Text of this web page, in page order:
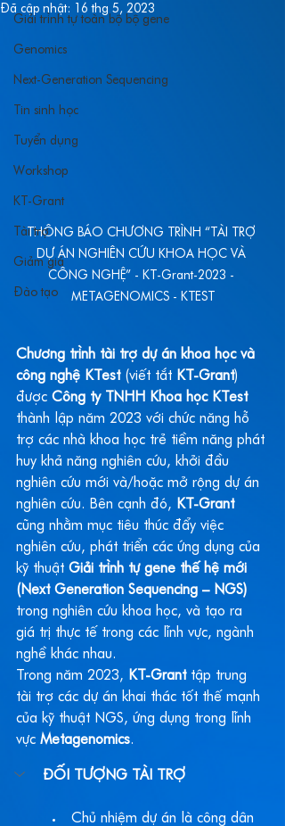
Giải trình tự toàn bộ bộ gene
Genomics
Next-Generation Sequencing
Tin sinh học
Tuyển dụng
Workshop
KT-Grant
Tài trợ
Giảm giá
Đào tạo
Đã cập nhật: 16 thg 5, 2023
THÔNG BÁO CHƯƠNG TRÌNH “TÀI TRỢ
DỰ ÁN NGHIÊN CỨU KHOA HỌC VÀ
CÔNG NGHỆ” - KT-Grant-2023 -
METAGENOMICS - KTEST
Chương trình tài trợ dự án khoa học và
công nghệ KTest (viết tắt KT-Grant)
được Công ty TNHH Khoa học KTest
thành lập năm 2023 với chức năng hỗ
trợ các nhà khoa học trẻ tiềm năng phát
huy khả năng nghiên cứu, khởi đầu
nghiên cứu mới và/hoặc mở rộng dự án
nghiên cứu. Bên cạnh đó,
KT-Grant
cũng nhằm mục tiêu thúc đẩy việc
nghiên cứu, phát triển các ứng dụng của
kỹ thuật Giải trình tự gene thế hệ mới
(Next Generation Sequencing – NGS)
trong nghiên cứu khoa học, và tạo ra
giá trị thực tế trong các lĩnh vực, ngành
nghề khác nhau.
Trong năm 2023,
KT-Grant tập trung
tài trợ các dự án khai thác tốt thế mạnh
của kỹ thuật NGS, ứng dụng trong lĩnh
vực Metagenomics.
ĐỐI TƯỢNG TÀI TRỢ
Chủ nhiệm dự án là công dân